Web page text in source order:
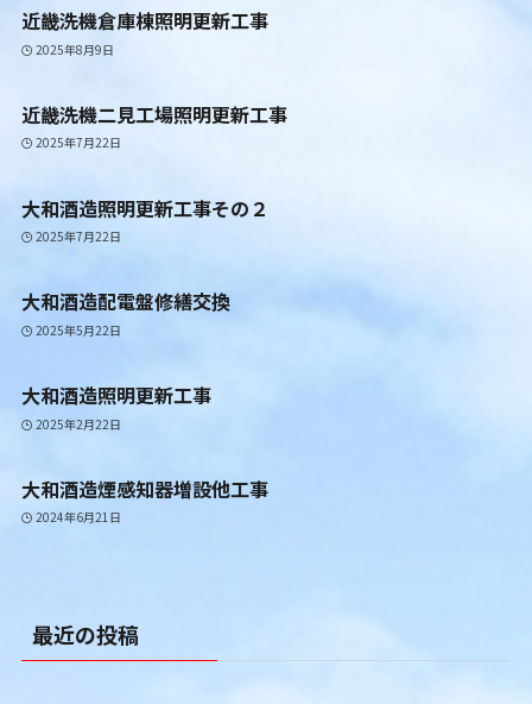
近畿洗機倉庫棟照明更新工事
2025年8月9日
近畿洗機二見工場照明更新工事
2025年7月22日
大和酒造照明更新工事その２
2025年7月22日
大和酒造配電盤修繕交換
2025年5月22日
大和酒造照明更新工事
2025年2月22日
大和酒造煙感知器増設他工事
2024年6月21日
最近の投稿